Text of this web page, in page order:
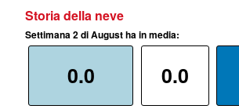
Storia della neve
Settimana 2 di August ha in media:
0.0 0.0